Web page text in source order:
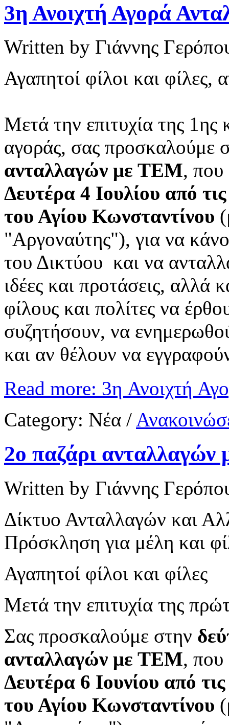
3η Ανοιχτή Αγορά
Written by Γιάννης
Αγαπητοί φίλοι και φίλες,
Μετά την επιτυχία της 1ης
αγοράς, σας προσκαλούμε
ανταλλαγών με ΤΕΜ, που
Δευτέρα 4 Ιουλίου από
του Αγίου Κωνσταντίνου
"Αργοναύτης"), για να
του Δικτύου και να
ιδέες και προτάσεις, αλλά
φίλους και πολίτες να
συζητήσουν, να
και αν θέλουν να
Read more: 3η Ανοιχτή
Category: Νέα /
2ο παζάρι
Written by Γιάννης
Δίκτυο Ανταλλαγών και
Πρόσκληση για μέλη και
Αγαπητοί φίλοι και φίλες
Μετά την επιτυχία της
Σας προσκαλούμε στην
ανταλλαγών με ΤΕΜ, που
Δευτέρα 6 Ιουνίου από
του Αγίου Κωνσταντίνου